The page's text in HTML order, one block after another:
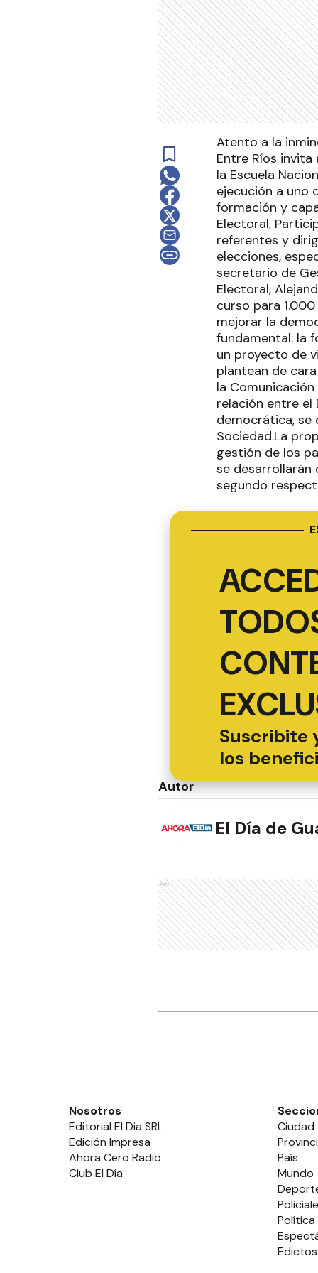
Atento a la
Entre Ríos
la Escuela
ejecución a uno
formación y
Electoral,
referentes y
elecciones,
secretario de
Electoral,
curso para
mejorar la
fundamental: la
un proyecto de
plantean de
la
relación entre el
democrática, se
Sociedad.La
gestión de los
se desarrollarán
segundo
Suscribite
los
Autor
El Día de
Ads
Nosotros
Editorial El Dia SRL
Edición Impresa
Ahora Cero Radio
Club El Día
Ciudad
País
Mundo
Política
Edictos